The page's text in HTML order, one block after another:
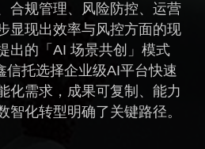
合规管理、风险防控、运营
显现出效率与风控方面的现
出的「AI 场景共创」模式
信托选择企业级AI平台快速
化需求，成果可复制、能力
智化转型明确了关键路径。